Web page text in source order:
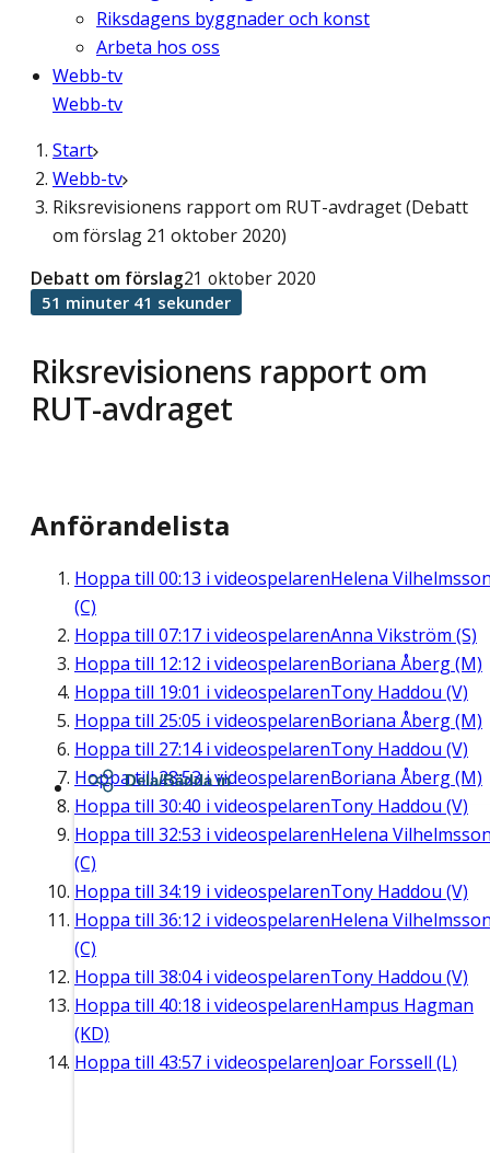
Riksdagens byggnader och konst
Arbeta hos oss
Webb-tv
Webb-tv
Start
Webb-tv
Riksrevisionens rapport om RUT-avdraget (Debatt
om förslag 21 oktober 2020)
Riksrevisionens rapport om
RUT-avdraget
Debatt om förslag21 oktober 2020
51 minuter 41 sekunder
Anförandelista
Hoppa till 00:13 i videospelarenHelena
(C)
Hoppa till 07:17 i videospelarenAnna Vikström (S)
Hoppa till 12:12 i videospelarenBoriana Åberg (M)
Hoppa till 19:01 i videospelarenTony Haddou (V)
Hoppa till 25:05 i videospelarenBoriana Åberg (M)
Hoppa till 27:14i videospelarenTony Haddou (V)
Hoppa till28:53i videospelarenBoriana Åberg (M)
Hoppa till 30:40 i videospelarenTony Haddou (V)
Hoppa till 32:53 i videospelarenHelena
(C)
Hoppa till 34:19 i videospelarenTony Haddou (V)
Hoppa till 36:12 i videospelarenHelena
(C)
Hoppa till 38:04i videospelarenTony Haddou (V)
Hoppa till 40:18 i videospelarenHampus Hagman
(KD)
Hoppa till 43:57 i videospelarenJoar Forssell (L)
Dela/Bädda in